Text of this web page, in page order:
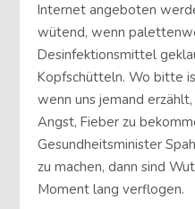
Internet angeboten
wütend, wenn
Desinfektionsmittel
Kopfschütteln. Wo bitte
wenn uns jemand
Angst, Fieber zu
Gesundheitsminister
zu machen, dann sind
Moment lang verflogen.